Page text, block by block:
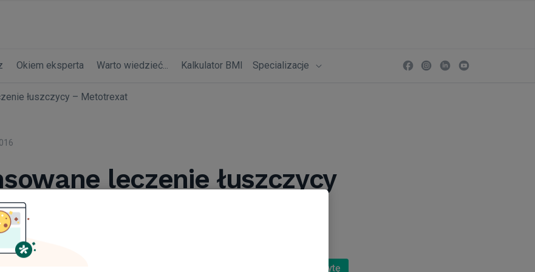
Okiem eksperta Warto wiedzieć... Kalkulator BMI Specializacje
łuszczycy – Metotrexat
leczenie łuszczycy
Umów wizytę